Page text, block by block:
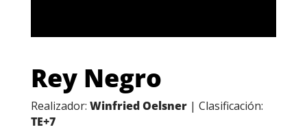
Rey Negro
Realizador: Winfried Oelsner| Clasificación:
TE+7